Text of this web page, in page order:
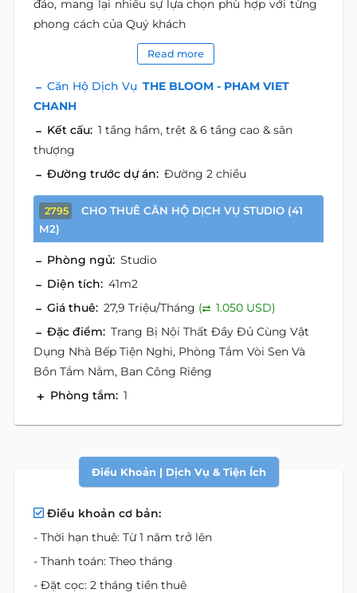
đáo, mang lại nhiều sự lựa chọn phù hợp với từng
phong cách của Quý khách
Read more
Căn Hộ Dịch Vụ THE BLOOM - PHAM VIET
CHANH
Kết cấu: 1 tầng hầm, trệt & 6 tầng cao & sân
thượng
Đường trước dự án: Đường 2 chiều
2795
CHO THUÊ CĂN HỘ DỊCH VỤ STUDIO (41
M2)
Phòng ngủ: Studio
Diện tích: 41m2
Giá thuê: 27,9 Triệu/Tháng (
1.050 USD)
Đặc điểm: Trang Bị Nội Thất Đầy Đủ Cùng Vật
Dụng Nhà Bếp Tiện Nghi, Phòng Tắm Vòi Sen Và
Bồn Tắm Nằm, Ban Công Riêng
Phòng tắm: 1
Điều Khoản | Dịch Vụ & Tiện Ích
Điều khoản cơ bản:
- Thời hạn thuê: Từ 1 năm trở lên
- Thanh toán: Theo tháng
- Đặt cọc: 2 tháng tiền thuê